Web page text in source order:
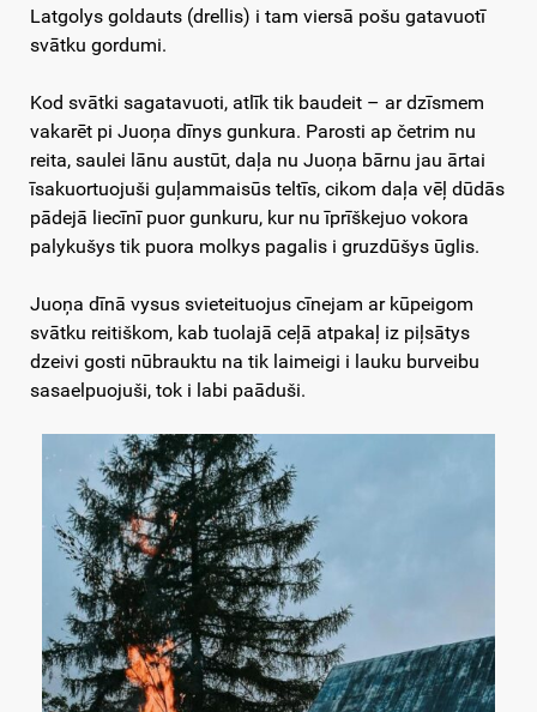
Latgolys goldauts (drellis) i tam viersā pošu gatavuotī
svātku gordumi.
Kod svātki sagatavuoti, atlīk tik baudeit – ar dzīsmem
vakarēt pi Juoņa dīnys gunkura. Parosti ap četrim nu
reita, saulei lānu austūt, daļa nu Juoņa bārnu jau ārtai
īsakuortuojuši guļammaisūs teltīs, cikom daļa vēļ dūdās
pādejā liecīnī puor gunkuru, kur nu īprīškejuo vokora
palykušys tik puora molkys pagalis i gruzdūšys ūglis.
Juoņa dīnā vysus svieteituojus cīnejam ar kūpeigom
svātku reitiškom, kab tuolajā ceļā atpakaļ iz piļsātys
dzeivi gosti nūbrauktu na tik laimeigi i lauku burveibu
sasaelpuojuši, tok i labi paāduši.